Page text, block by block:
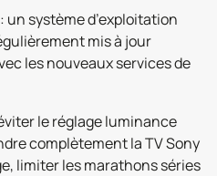
un système d’exploitation
mis à jour
les nouveaux services de
le réglage luminance
complètement la TV Sony
limiter les marathons séries